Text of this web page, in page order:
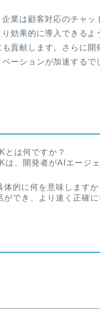
業は顧客対応のチャ
効果的に導入できる
も貢献します。さらに
ーションが加速するで
とは何ですか？
は、開発者がAIエージ
的に何を意味しますか
ができ、より速く正確